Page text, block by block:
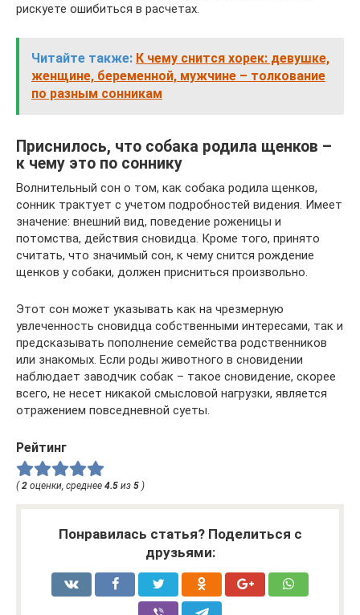
рискуете ошибиться в расчетах.
Читайте также: К чему снится хорек: девушке,
женщине, беременной, мужчине – толкование
по разным сонникам
Приснилось, что собака родила щенков –
к чему это по соннику
Волнительный сон о том, как собака родила щенков,
сонник трактует с учетом подробностей видения. Имеет
значение: внешний вид, поведение роженицы и
потомства, действия сновидца. Кроме того, принято
считать, что значимый сон, к чему снится рождение
щенков у собаки, должен присниться произвольно.
Этот сон может указывать как на чрезмерную
увлеченность сновидца собственными интересами, так и
предсказывать пополнение семейства родственников
или знакомых. Если роды животного в сновидении
наблюдает заводчик собак – такое сновидение, скорее
всего, не несет никакой смысловой нагрузки, является
отражением повседневной суеты.
Рейтинг
(2 оценки, среднее 4.5 из 5 )
Понравилась статья? Поделиться с
друзьями: